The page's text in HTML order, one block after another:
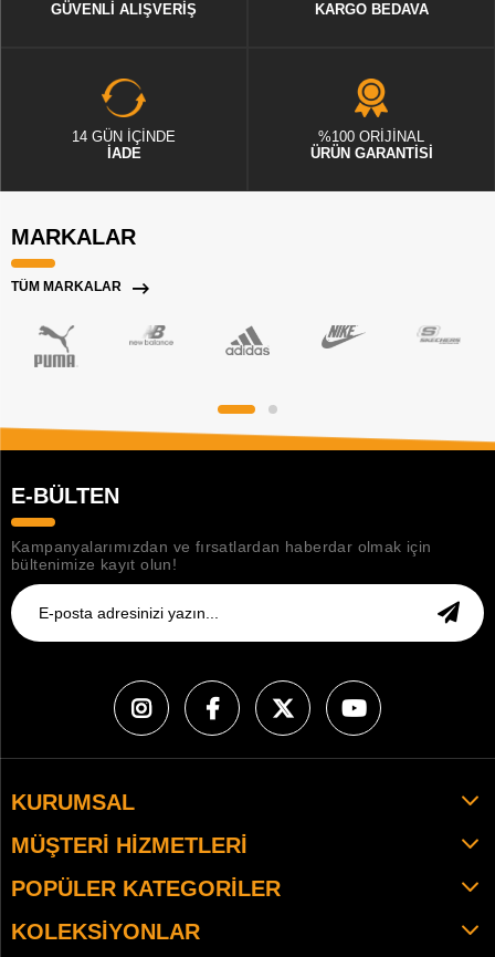
GÜVENLİ ALIŞVERİŞ
KARGO BEDAVA
14 GÜN İÇİNDE
İADE
%100 ORİJİNAL
ÜRÜN GARANTİSİ
MARKALAR
TÜM MARKALAR
E-BÜLTEN
Kampanyalarımızdan ve fırsatlardan haberdar olmak için
bültenimize kayıt olun!
KURUMSAL
MÜŞTERI HIZMETLERI
POPÜLER KATEGORILER
KOLEKSIYONLAR